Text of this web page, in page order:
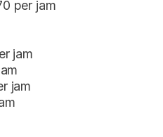
per jam
jam
jam